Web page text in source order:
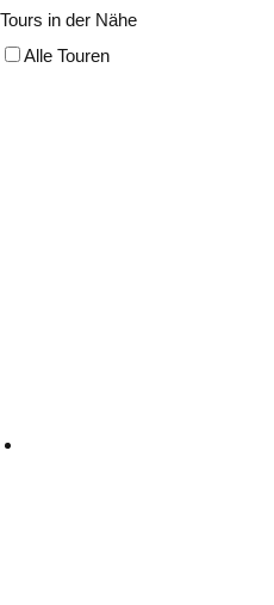
Tours in der Nähe
Alle Touren